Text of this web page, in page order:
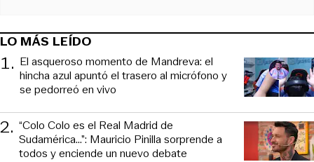
LO MÁS LEÍDO
1. El asqueroso momento de Mandreva: el
hincha azul apuntó el trasero al micrófono y
se pedorreó en vivo
2. “Colo Colo es el Real Madrid de
Sudamérica…”: Mauricio Pinilla sorprende a
todos y enciende un nuevo debate